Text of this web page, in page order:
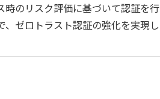
時のリスク評価に基づいて認証を行
、ゼロトラスト認証の強化を実現し